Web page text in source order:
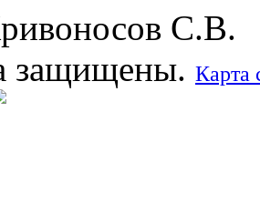
С.В.
защищены. Карта